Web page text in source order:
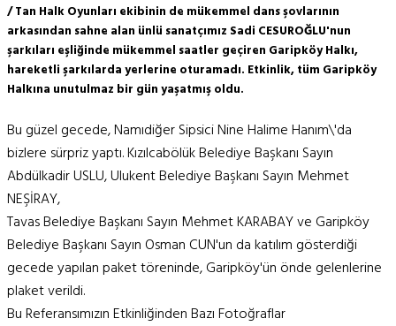
/ Tan Halk Oyunları ekibinin de mükemmel dans şovlarının
arkasından sahne alan ünlü sanatçımız Sadi CESUROĞLU'nun
şarkıları eşliğinde mükemmel saatler geçiren Garipköy Halkı,
hareketli şarkılarda yerlerine oturamadı. Etkinlik, tüm Garipköy
Halkına unutulmaz bir gün yaşatmış oldu.
Bu güzel gecede, Namıdiğer Sipsici Nine Halime Hanım\'da
bizlere sürpriz yaptı. Kızılcabölük Belediye Başkanı Sayın
Abdülkadir USLU, Ulukent Belediye Başkanı Sayın Mehmet
NEŞİRAY,
Tavas Belediye Başkanı Sayın Mehmet KARABAY ve Garipköy
Belediye Başkanı Sayın Osman CUN'un da katılım gösterdiği
gecede yapılan paket töreninde, Garipköy'ün önde gelenlerine
plaket verildi.
Bu Referansımızın Etkinliğinden Bazı Fotoğraflar